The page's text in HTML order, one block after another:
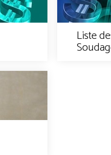
Liste